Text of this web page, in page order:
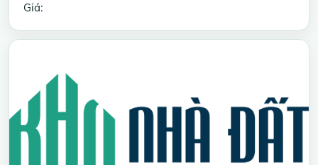
Giá: